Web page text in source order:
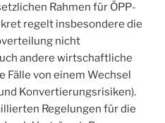
Rahmen für ÖPP-
regelt insbesondere die
nicht
andere wirtschaftliche
Fälle von einem Wechsel
Konvertierungsrisiken).
Regelungen für die